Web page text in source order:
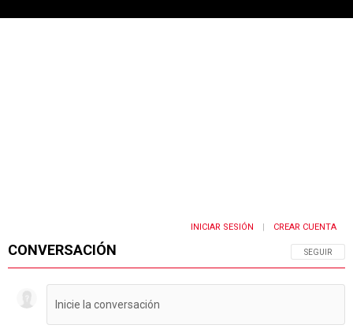
CONVERSACIÓN SIGA ESTA
SEGUIR
INICIAR SESIÓN CREAR CUENTA